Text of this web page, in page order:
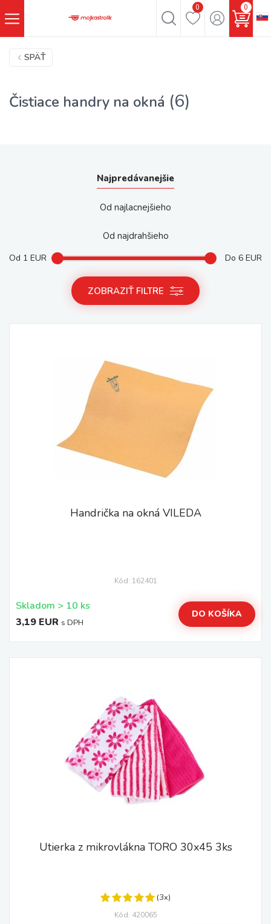
0 0
SPÄŤ
Čistiace handry na okná (6)
Najpredávanejšie
Od najlacnejšieho
Od najdrahšieho
Od 1 EUR Do 6 EUR
ZOBRAZIŤ FILTRE
Handrička na okná VILEDA
Kód: 162401
Skladom > 10 ks
3,19 EUR s DPH
DO KOŠÍKA
Utierka z mikrovlákna TORO 30x45 3ks
(3x)
Kód: 420065